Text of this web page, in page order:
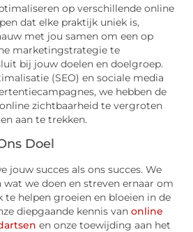
op verschillende online
dat elke praktijk uniek is,
met jou samen om een op
marketingstrategie te
bij jouw doelen en doelgroep.
(SEO) en sociale media
we hebben de
zichtbaarheid te vergroten
aan te trekken.
Doel
jouw succes als ons succes. We
wat we doen en streven ernaar om
helpen groeien en bloeien in de
diepgaande kennis van online
en onze toewijding aan het